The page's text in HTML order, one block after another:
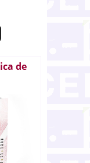
de